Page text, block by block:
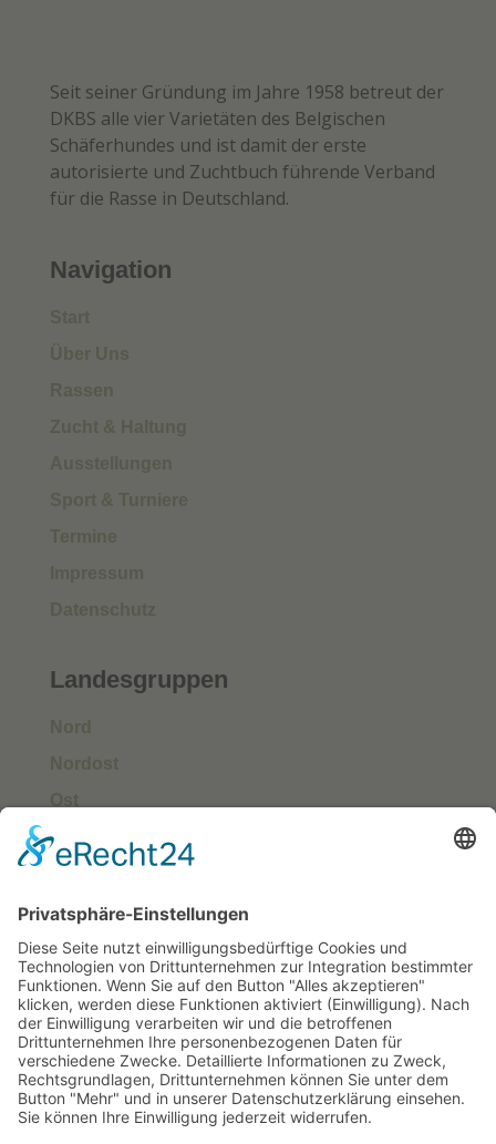
Seit seiner Gründung im Jahre 1958 betreut der
DKBS alle vier Varietäten des Belgischen
Schäferhundes und ist damit der erste
autorisierte und Zuchtbuch führende Verband
für die Rasse in Deutschland.
Navigation
Start
Über Uns
Rassen
Zucht & Haltung
Ausstellungen
Sport & Turniere
Termine
Impressum
Datenschutz
Landesgruppen
Nord
Nordost
Ost
Süd
West